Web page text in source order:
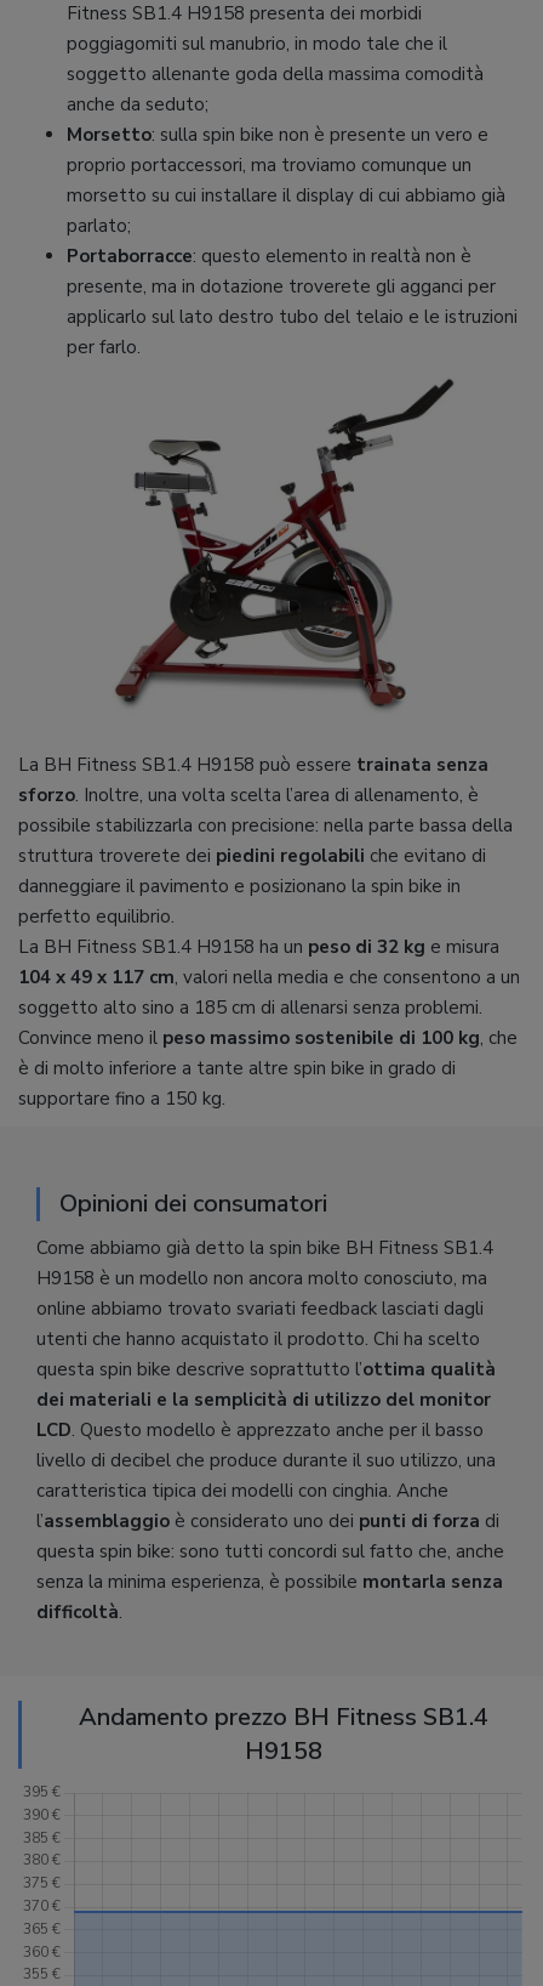
Fitness SB1.4 H9158 presenta dei morbidi
poggiagomiti sul manubrio, in modo tale che il
soggetto allenante goda della massima comodità
anche da seduto;
Morsetto: sulla spin bike non è presente un vero e
proprio portaccessori, ma troviamo comunque un
morsetto su cui installare il display di cui abbiamo già
parlato;
Portaborracce: questo elemento in realtà non è
presente, ma in dotazione troverete gli agganci per
applicarlo sul lato destro tubo del telaio e le istruzioni
per farlo.
La BH Fitness SB1.4 H9158 può essere trainata senza
sforzo. Inoltre, una volta scelta l’area di allenamento, è
possibile stabilizzarla con precisione: nella parte bassa della
struttura troverete dei piedini regolabili che evitano di
danneggiare il pavimento e posizionano la spin bike in
perfetto equilibrio.
La BH Fitness SB1.4 H9158 ha un peso di 32 kg e misura
104 x 49 x 117 cm, valori nella media e che consentono a un
soggetto alto sino a 185 cm di allenarsi senza problemi.
Convince meno il peso massimo sostenibile di 100 kg, che
è di molto inferiore a tante altre spin bike in grado di
supportare fino a 150 kg.
Opinioni dei consumatori
Come abbiamo già detto la spin bike BH Fitness SB1.4
H9158 è un modello non ancora molto conosciuto, ma
online abbiamo trovato svariati feedback lasciati dagli
utenti che hanno acquistato il prodotto. Chi ha scelto
questa spin bike descrive soprattutto l’ottima qualità
dei materiali e la semplicità di utilizzo del monitor
LCD. Questo modello è apprezzato anche per il basso
livello di decibel che produce durante il suo utilizzo, una
caratteristica tipica dei modelli con cinghia. Anche
l’assemblaggio è considerato uno dei punti di forza di
questa spin bike: sono tutti concordi sul fatto che, anche
senza la minima esperienza, è possibile montarla senza
difficoltà.
Andamento prezzo BH Fitness SB1.4
H9158